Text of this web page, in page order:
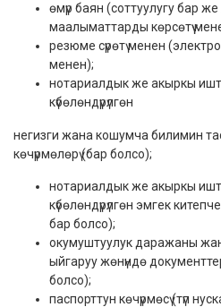
өмүр баян (соттуулугу бар
маалыматтарды көрсөтүү
резюме сүрөтү менен
менен);
нотариалдык же акыркы
күбөлөндүрүлгөн
негизги жана кошумча билимин
көчүрмөлөрү (бар болсо);
нотариалдык же акыркы
күбөлөндүрүлгөн эмгек
бар болсо);
окумуштуулук даражаны
ыйгаруу жөнүндө
болсо);
паспорттун көчүрмөсү (түп